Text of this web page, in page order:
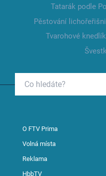
Tatarák podle
Pěstování
Tvarohové
O FTV Prima
Volná místa
Reklama
HbbTV